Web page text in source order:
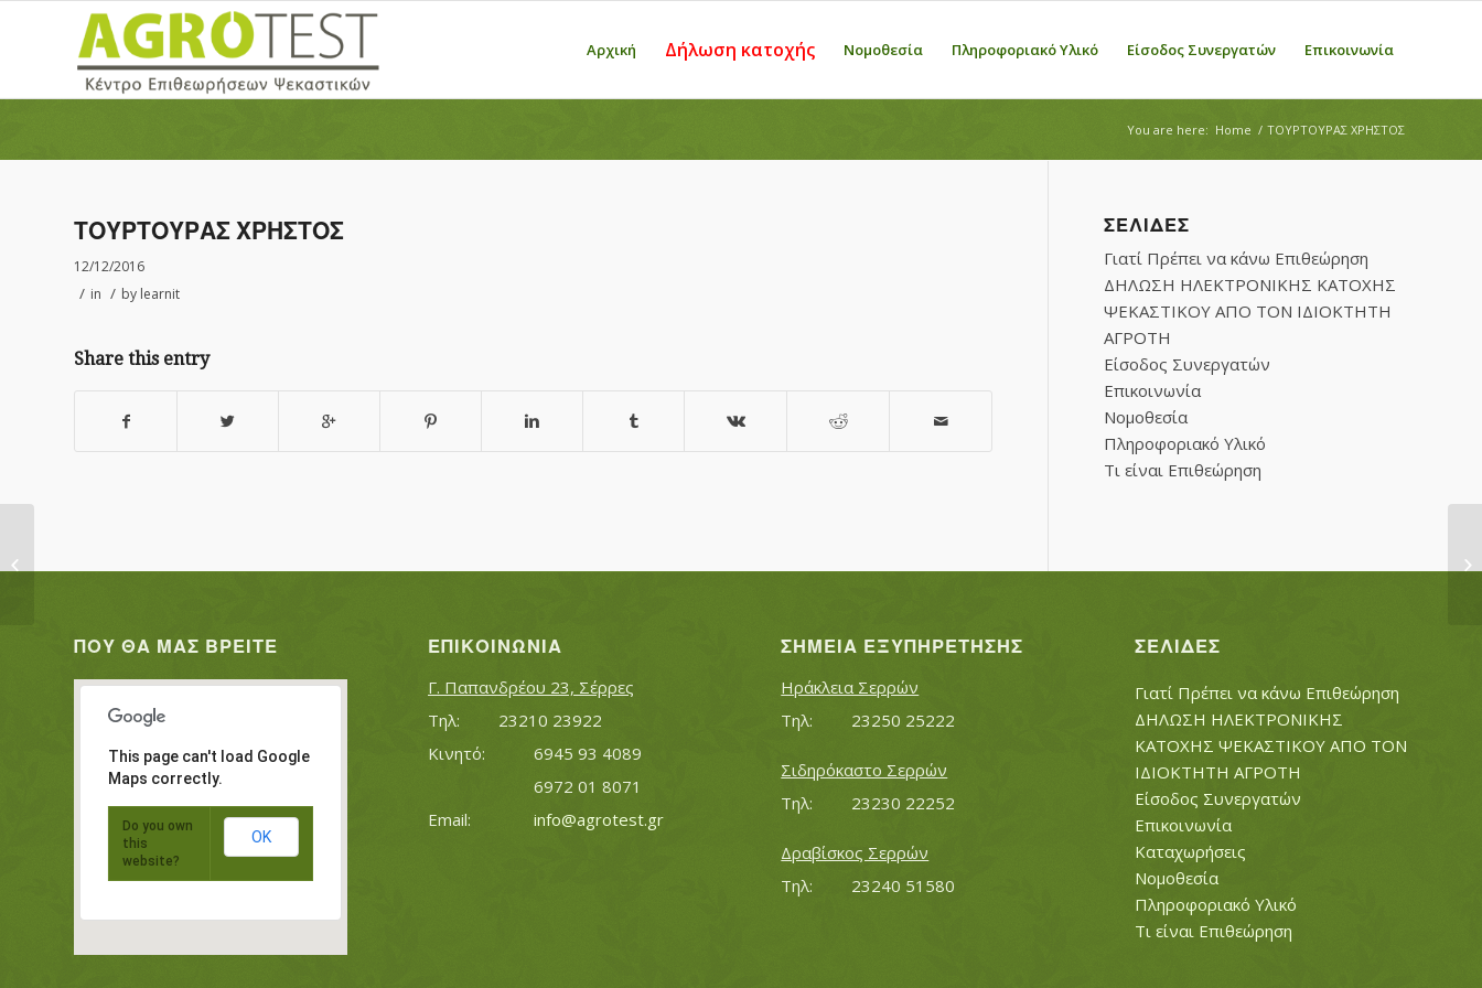
Αρχική Δήλωση κατοχής Νομοθεσία Πληροφοριακό Υλικό Είσοδος Συνεργατών Επικοινωνία
You are here: Home / ΤΟΥΡΤΟΥΡΑΣ ΧΡΗΣΤΟΣ
ΤΟΥΡΤΟΥΡΑΣ ΧΡΗΣΤΟΣ
12/12/2016
/ in / by learnit
Share this entry
ΣΕΛΊΔΕΣ
Γιατί Πρέπει να κάνω Επιθεώρηση
ΔΗΛΩΣΗ ΗΛΕΚΤΡΟΝΙΚΗΣ ΚΑΤΟΧΗΣ
ΨΕΚΑΣΤΙΚΟΥ ΑΠΟ ΤΟΝ ΙΔΙΟΚΤΗΤΗ
ΑΓΡΟΤΗ
Είσοδος Συνεργατών
Επικοινωνία
Νομοθεσία
Πληροφοριακό Υλικό
Τι είναι Επιθεώρηση
ΠΟΥ ΘΑ ΜΑΣ ΒΡΕΊΤΕ
This page can't load Google
Maps correctly.
Do you own
this
website?
OK
ΕΠΙΚΟΙΝΩΝΊΑ
Γ. Παπανδρέου 23, Σέρρες
Τηλ:		23210 23922
Κινητό:		6945 93 4089
			6972 01 8071
info@agrotest.gr
ΣΗΜΕΊΑ ΕΞΥΠΗΡΈΤΗΣΗΣ
Ηράκλεια Σερρών
Τηλ:		23250 25222
Σιδηρόκαστο Σερρών
Τηλ:		23230 22252
Δραβίσκος Σερρών
Τηλ:		23240 51580
ΣΕΛΊΔΕΣ
Γιατί Πρέπει να κάνω Επιθεώρηση
ΔΗΛΩΣΗ ΗΛΕΚΤΡΟΝΙΚΗΣ
ΚΑΤΟΧΗΣ ΨΕΚΑΣΤΙΚΟΥ ΑΠΟ ΤΟΝ
ΙΔΙΟΚΤΗΤΗ ΑΓΡΟΤΗ
Είσοδος Συνεργατών
Επικοινωνία
Καταχωρήσεις
Νομοθεσία
Πληροφοριακό Υλικό
Τι είναι Επιθεώρηση
ΘΕΟΔΩΡΟΣ